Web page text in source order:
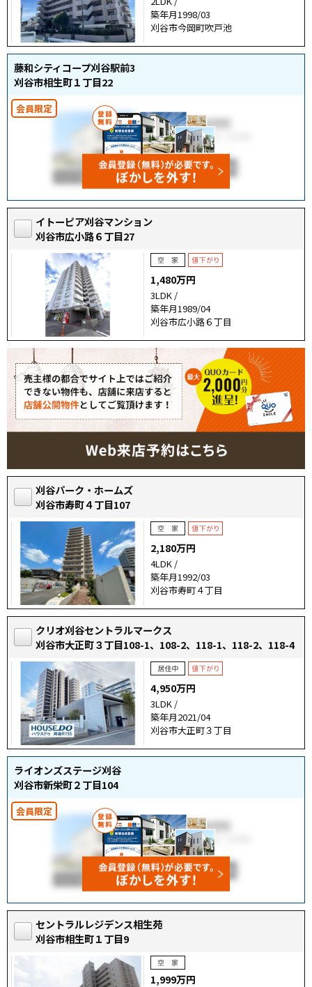
築年月1998/03
刈谷市今岡町吹戸池
藤和シティコープ刈谷駅前3
刈谷市相生町１丁目22
イトーピア刈谷マンション
刈谷市広小路６丁目27
1,480万円
3LDK /
築年月1989/04
刈谷市広小路６丁目
刈谷パーク・ホームズ
刈谷市寿町４丁目107
2,180万円
4LDK /
築年月1992/03
刈谷市寿町４丁目
クリオ刈谷セントラルマークス
刈谷市大正町３丁目108-1、108-2、118-1、118-2、118-4
4,950万円
3LDK /
築年月2021/04
刈谷市大正町３丁目
ライオンズステージ刈谷
刈谷市新栄町２丁目104
セントラルレジデンス相生苑
刈谷市相生町１丁目9
1,999万円